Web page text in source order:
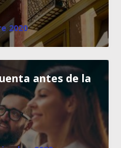
2020
antes de la